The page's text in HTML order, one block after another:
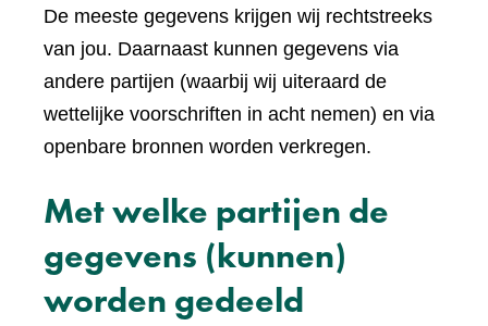
De meeste gegevens krijgen wij rechtstreeks
van jou. Daarnaast kunnen gegevens via
andere partijen (waarbij wij uiteraard de
wettelijke voorschriften in acht nemen) en via
openbare bronnen worden verkregen.
Met welke partijen de
gegevens (kunnen)
worden gedeeld